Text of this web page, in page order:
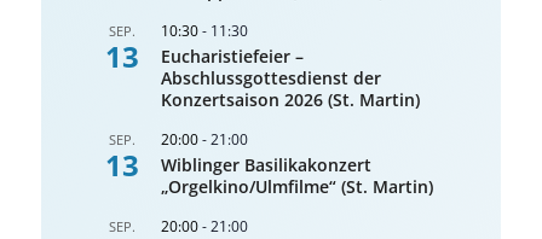
SEP.
13
10:30- 11:30
Eucharistiefeier –
Abschlussgottesdienst der
Konzertsaison 2026 (St. Martin)
SEP.
13
20:00-21:00
Wiblinger Basilikakonzert
„Orgelkino/Ulmfilme“ (St. Martin)
SEP. 20:00-21:00